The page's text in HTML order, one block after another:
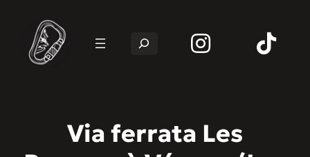
Rechercher
Via ferrata Les